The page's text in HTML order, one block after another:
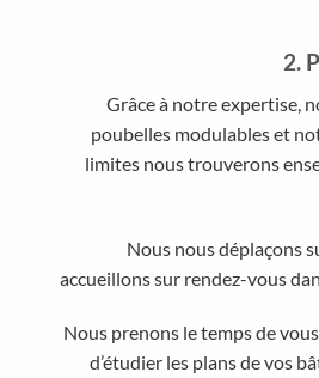
2.
Grâce à notre expertise,
poubelles modulables et
limites nous trouverons
Nous nous déplaçons
accueillons sur rendez-vous
Nous prenons le temps de
d’étudier les plans de vos